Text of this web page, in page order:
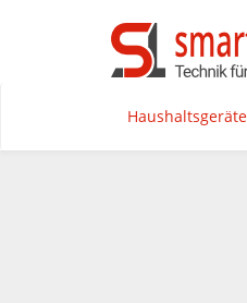
Haushaltsgeräte